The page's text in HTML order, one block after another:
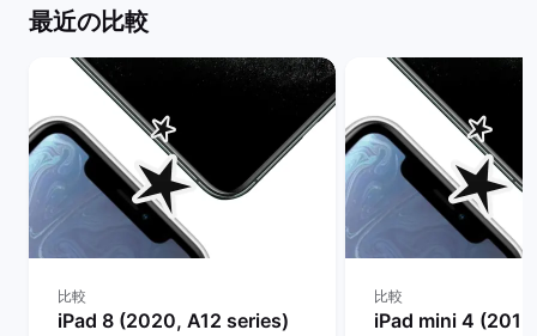
最近の比較
比較
iPad 8 (2020, A12 series)
比較
iPad mini 4